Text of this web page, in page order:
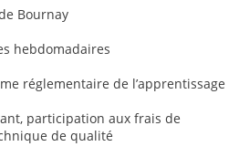
Bournay
hebdomadaires
réglementaire de l’apprentissage
participation aux frais de
de qualité